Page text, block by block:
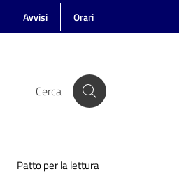
Avvisi Orari
Cerca
Patto per la lettura